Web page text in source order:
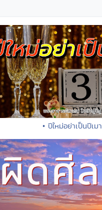
• ปีใหม่อย่าเป็นปีเมา